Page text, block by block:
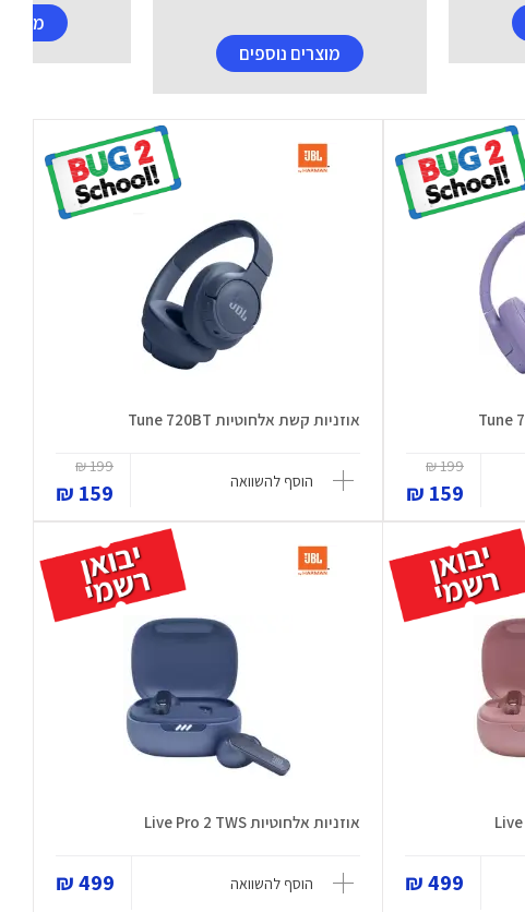
מוצרים נוספים
199 ₪
159 ₪
אוזניות קשת אלחוטיות Tune 720BT
הוסף להשוואה
199 ₪
159 ₪
499 ₪
אוזניות ‏אלחוטיות Live Pro 2 TWS
הוסף להשוואה 499 ₪